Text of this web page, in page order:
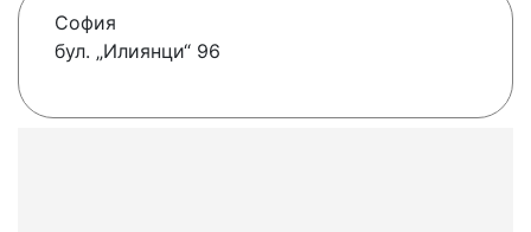
София
бул. „Илиянци“ 96